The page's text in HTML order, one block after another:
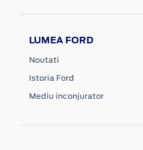
LUMEA FORD
Noutati
Istoria Ford
Mediu inconjurator